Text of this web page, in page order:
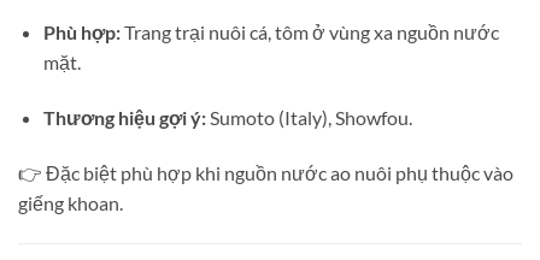
Phù hợp:Trang trại nuôi cá, tôm ở vùng xa nguồn nước
mặt.
Thương hiệu gợi ý:Sumoto (Italy), Showfou.
👉 Đặc biệt phù hợp khi nguồn nước ao nuôi phụ thuộc vào
giếng khoan.